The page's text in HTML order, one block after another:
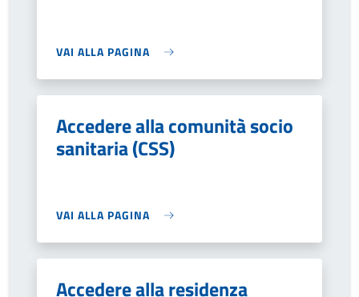
VAI ALLA PAGINA
Accedere alla comunità socio
sanitaria (CSS)
VAI ALLA PAGINA
Accedere alla residenza